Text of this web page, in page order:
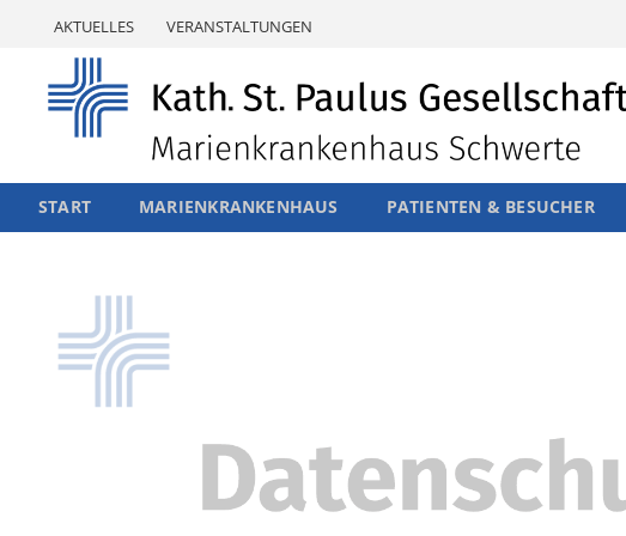
AKTUELLES VERANSTALTUNGEN
START MARIENKRANKENHAUS PATIENTEN & BESUCHER